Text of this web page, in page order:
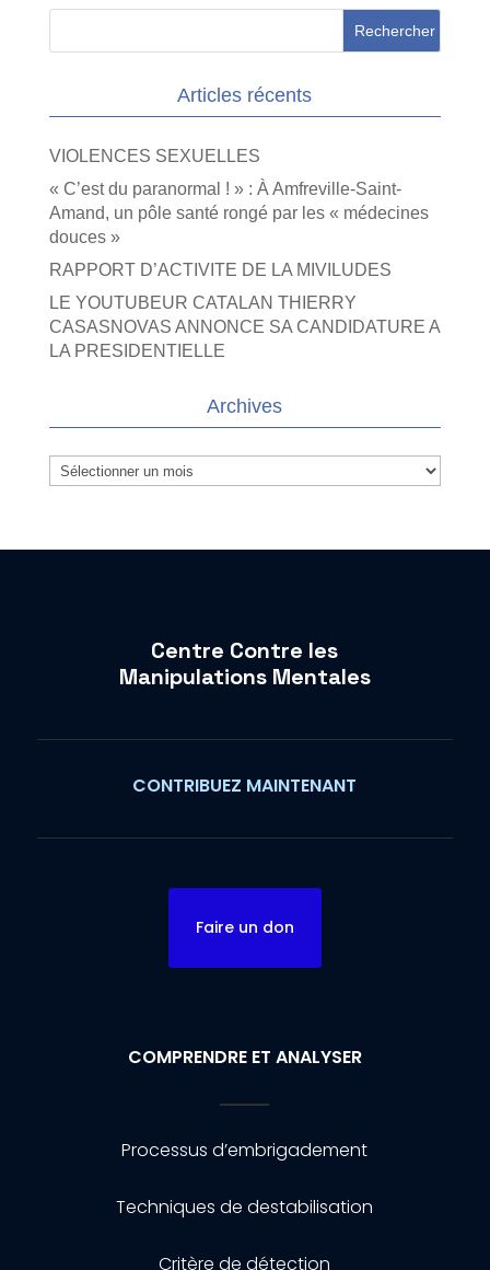
Articles récents
VIOLENCES SEXUELLES
« C’est du paranormal ! » : À Amfreville-Saint-
Amand, un pôle santé rongé par les « médecines
douces »
RAPPORT D’ACTIVITE DE LA MIVILUDES
LE YOUTUBEUR CATALAN THIERRY
CASASNOVAS ANNONCE SA CANDIDATURE A
LA PRESIDENTIELLE
Archives
Archives
Centre Contre les
Manipulations Mentales
CONTRIBUEZ MAINTENANT
Faire un don
COMPRENDRE ET ANALYSER
Processus d’embrigadement
Techniques de destabilisation
Critère de détection